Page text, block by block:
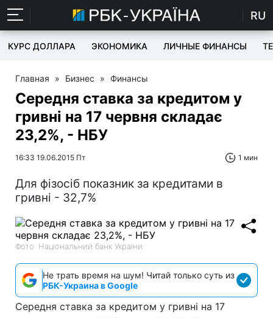
RU
КУРС ДОЛЛАРА ЭКОНОМИКА ЛИЧНЫЕ ФИНАНСЫ
Главная » Бизнес » Финансы
Середня ставка за кредитом у
гривні на 17 червня складає
23,2%, - НБУ
16:33 19.06.2015 Пт 1 мин
Для фізосіб показник за кредитами в
гривні - 32,7%
Фото: Національний банк України
Не трать время на шум! Читай только суть из
РБК-Украина в Google
Середня ставка за кредитом у гривні на 17